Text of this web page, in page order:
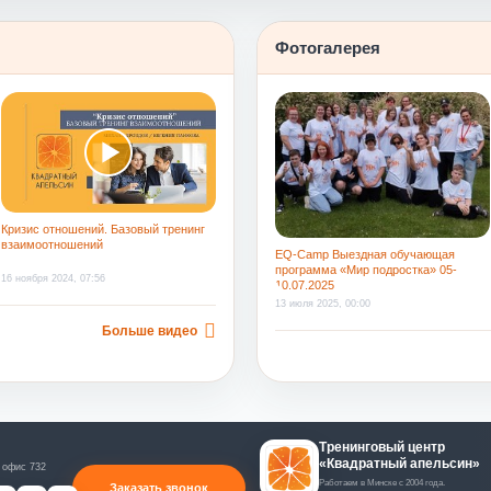
Кризис отношений. Базовый тренинг
взаимоотношений
16 ноября 2024, 07:56
Больше видео
Фотогалерея
EQ-Camp Выездная обучающая
программа «Мир подростка» 05-
10.07.2025
13 июля 2025, 00:00
Тренинговый центр
«Квадратный апельсин»
Работаем в Минске с 2004 года.
Заказать звонок
732